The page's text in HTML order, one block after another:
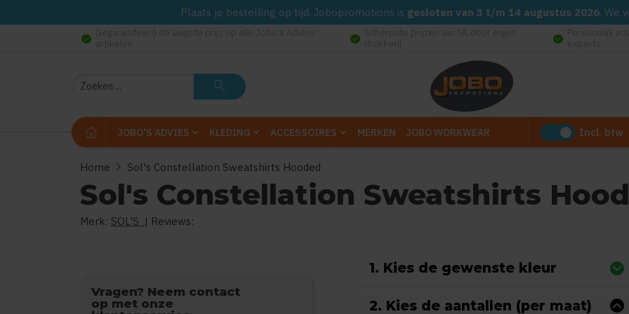
Plaats je bestelling op tijd. Jobopromotions is gesloten van 3 t/m 14 augustus 2026. We
check_circle check_circle check_circle
Zoeken search
home JOBO'S ADVIES KLEDING ACCESSOIRES MERKEN JOBO WORKWEAR Incl. btw
Home chevron_right Sol's Constellation Sweatshirts Hooded
Sol's Constellation Sweatshirts
Merk: SOL'S | Reviews:
Vragen? Neem contact
op met onze
1. Kies de gewenste kleur
2. Kies de aantallen (per maat)